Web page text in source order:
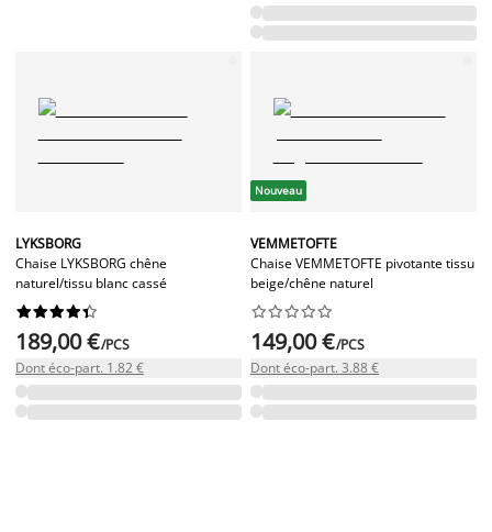
LYKSBORG
Chaise LYKSBORG chêne
naturel/tissu blanc cassé






189,00 €/PCS
Dont éco-part. 1.82 €
Nouveau
VEMMETOFTE
Chaise VEMMETOFTE pivotante tissu
beige/chêne naturel






149,00 €/PCS
Dont éco-part. 3.88 €